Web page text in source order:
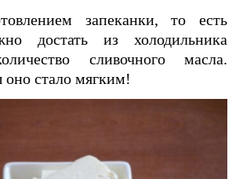
запеканки, то есть
достать из холодильника
сливочного масла.
стало мягким!